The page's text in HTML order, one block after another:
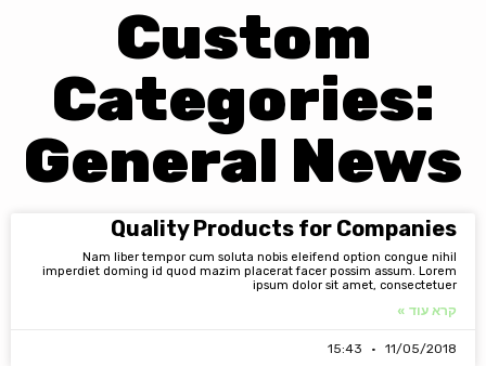
Custom
Categories:
General News
Quality Products for Companies
Nam liber tempor cum soluta nobis eleifend option congue nihil
imperdiet doming id quod mazim placerat facer possim assum. Lorem
ipsum dolor sit amet, consectetuer
קרא עוד »
11/05/2018